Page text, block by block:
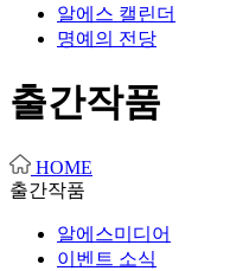
알에스 캘린더
명예의 전당
출간작품
HOME
출간작품
알에스미디어
이벤트 소식